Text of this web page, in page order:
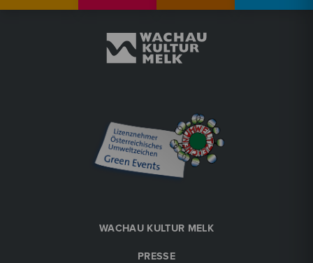
Tischlerei Melk Kulturwerkstatt
Jugendjazzorchester NÖ
>jazzpolice - on a mission for groove<
Tischlerei Melk Kulturwerkstatt
WACHAU KULTUR MELK
PRESSE